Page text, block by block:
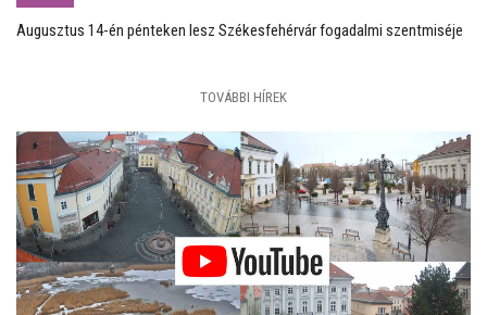
Augusztus 14-én pénteken lesz Székesfehérvár fogadalmi szentmiséje
TOVÁBBI HÍREK